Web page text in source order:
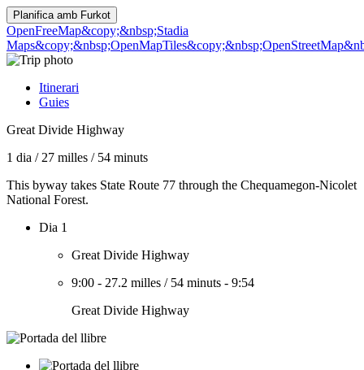
Planifica amb Furkot
OpenFreeMap&copy;&nbsp;Stadia
Maps&copy;&nbsp;OpenMapTiles
Itinerari
Guies
Great Divide Highway
1 dia / 27 milles / 54 minuts
This byway takes State Route 77 through the Chequamegon-Nicolet
National Forest.
Dia 1
Great Divide Highway
9:00 - 27.2 milles / 54 minuts - 9:54
Great Divide Highway